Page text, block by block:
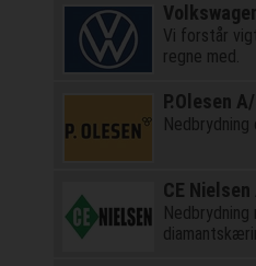
Vi forstår
regne med.
P.Olesen
Nedbrydning
CE Nielsen
Nedbrydning